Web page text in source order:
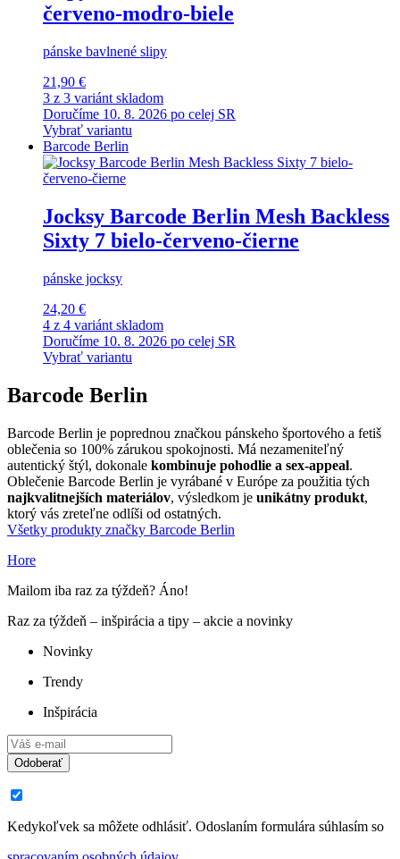
červeno-modro-biele
pánske bavlnené slipy
21,90 €
3 z 3 variánt skladom
Doručíme 10. 8. 2026 po celej SR
Vybrať variantu
Barcode Berlin
Jocksy Barcode Berlin Mesh Backless
Sixty 7 bielo-červeno-čierne
pánske jocksy
24,20 €
4 z 4 variánt skladom
Doručíme 10. 8. 2026 po celej SR
Vybrať variantu
Barcode Berlin
Barcode Berlin je poprednou značkou pánskeho športového a fetiš
oblečenia so 100% zárukou spokojnosti. Má nezameniteľný
autentický štýl, dokonale kombinuje pohodlie a sex-appeal.
Oblečenie Barcode Berlin je vyrábané v Európe za použitia tých
najkvalitnejších materiálov, výsledkom je unikátny produkt,
ktorý vás zreteľne odlíši od ostatných.
Všetky produkty značky Barcode Berlin
Hore
Mailom iba raz za týždeň? Áno!
Raz za týždeň – inšpirácia a tipy – akcie a novinky
Novinky
Trendy
Inšpirácia
Odoberať
Kedykoľvek sa môžete odhlásiť. Odoslaním formulára súhlasím so